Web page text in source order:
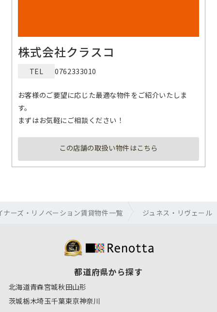
株式会社クラスコ
TEL 0762333010
お客様のご要望に応じた最適な物件をご紹介いたしま
す。
まずはお気軽にご相談ください！
この店舗の取扱い物件はこちら
ナーズ・リノベーション賃貸物件一覧 ジュネス・リヴェール
都道府県から探す
北海道青森宮城秋田山形
茨城栃木埼玉千葉東京神奈川